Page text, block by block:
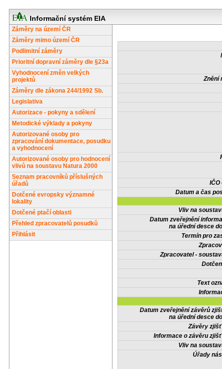
Informační systém EIA
Záměry na území ČR
Záměry mimo území ČR
Podlimitní záměry
Prioritní dopravní záměry dle §23a
Vyhodnocení změn velkých
projektů
Záměry dle zákona 244/1992 Sb.
Legislativa
Autorizace - pokyny a sdělení
Metodické výklady a pokyny
Autorizované osoby pro
zpracování dokumentace, posudku
a vyhodnocení
Autorizované osoby pro hodnocení
vlivů na soustavu Natura 2000
Seznam pracovníků příslušných
úřadů
Dotčené evropsky významné
lokality
Dotčené ptačí oblasti
Přehled zpracovatelů posudků
Přihlásit
Znění
IČO
Datum a čas
Vliv na
Datum zveřejnění
na úřední desce
Termín pro
Zpracovatel -
Text
Datum zveřejnění závěrů
na úřední desce
Závěry
Informace o závěru
Vliv na
Úřady